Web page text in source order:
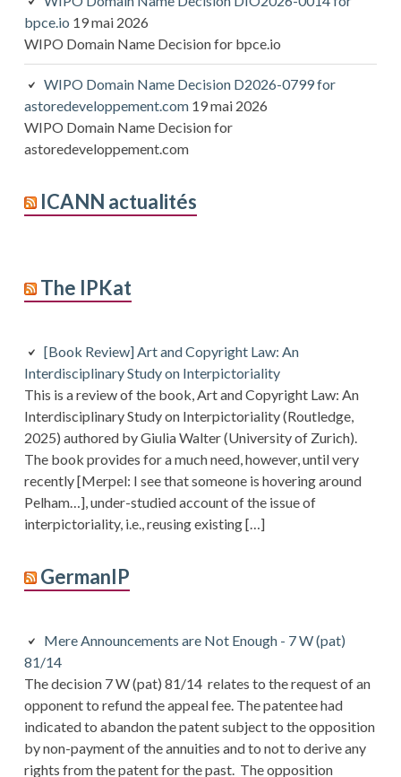
bpce.io 19 mai 2026
WIPO Domain Name Decision for bpce.io
WIPO Domain Name Decision D2026-0799 for
astoredeveloppement.com 19 mai 2026
WIPO Domain Name Decision for
astoredeveloppement.com
ICANN actualités
The IPKat
[Book Review] Art and Copyright Law: An
Interdisciplinary Study on Interpictoriality
This is a review of the book, Art and Copyright Law: An
Interdisciplinary Study on Interpictoriality (Routledge,
2025) authored by Giulia Walter (University of Zurich).
The book provides for a much need, however, until very
recently [Merpel: I see that someone is hovering around
Pelham…], under-studied account of the issue of
interpictoriality, i.e., reusing existing […]
GermanIP
Mere Announcements are Not Enough - 7 W (pat)
81/14
The decision 7 W (pat) 81/14 relates to the request of an
opponent to refund the appeal fee. The patentee had
indicated to abandon the patent subject to the opposition
by non-payment of the annuities and to not to derive any
rights from the patent for the past. The opposition